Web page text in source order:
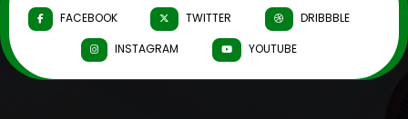
FACEBOOK TWITTER
DRIBBBLE
INSTAGRAM
YOUTUBE